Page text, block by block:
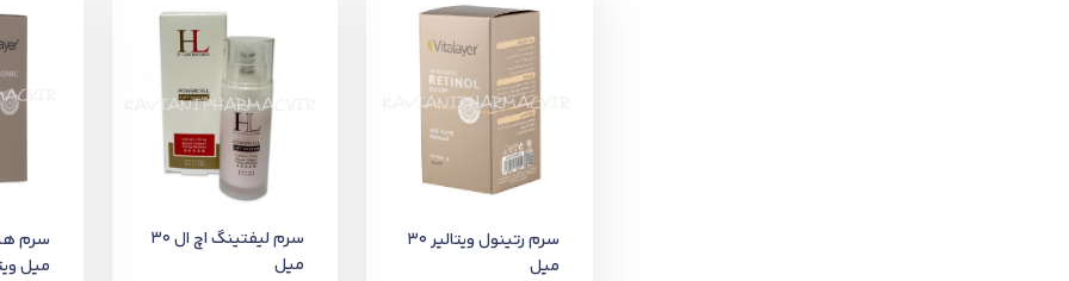
سرم رتینول ویتالیر 30
میل
سرم لیفتینگ اچ ال 30
میل
میل